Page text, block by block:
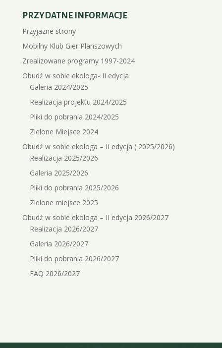
PRZYDATNE INFORMACJE
Przyjazne strony
Mobilny Klub Gier Planszowych
Zrealizowane programy 1997-2024
Obudź w sobie ekologa- II edycja
Galeria 2024/2025
Realizacja projektu 2024/2025
Pliki do pobrania 2024/2025
Zielone Miejsce 2024
Obudź w sobie ekologa – II edycja ( 2025/2026)
Realizacja 2025/2026
Galeria 2025/2026
Pliki do pobrania 2025/2026
Zielone miejsce 2025
Obudź w sobie ekologa – II edycja 2026/2027
Realizacja 2026/2027
Galeria 2026/2027
Pliki do pobrania 2026/2027
FAQ 2026/2027